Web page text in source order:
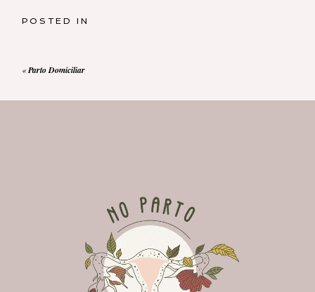
POSTED IN
«Parto Domiciliar